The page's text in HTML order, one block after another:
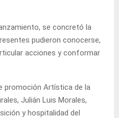
se concretó la
pudieron conocerse,
acciones y conformar
promoción Artística de la
Julián Luis Morales,
y hospitalidad del